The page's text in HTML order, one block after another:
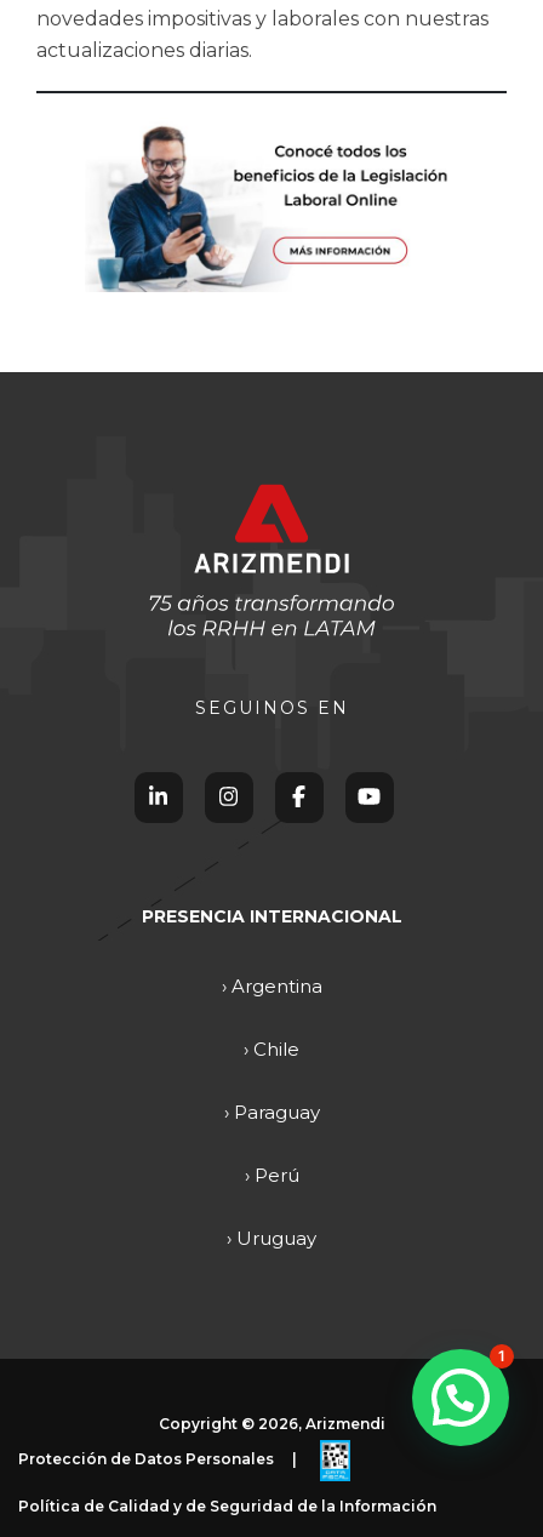
novedades impositivas y laborales con nuestras
actualizaciones diarias.
SEGUINOS EN
PRESENCIA INTERNACIONAL
› Argentina
› Chile
› Paraguay
› Perú
› Uruguay
Copyright © 2026, Arizmendi
Protección de Datos Personales
Política de Calidad y de Seguridad de la Información
1